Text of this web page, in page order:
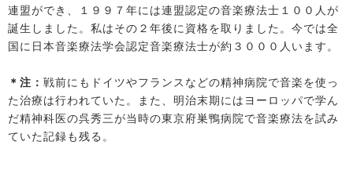
連盟ができ、１９９７年には連盟認定の音楽療法士１００人が
誕生しました。私はその２年後に資格を取りました。今では全
国に日本音楽療法学会認定音楽療法士が約３０００人います。
＊注： 戦前にもドイツやフランスなどの精神病院で音楽を使っ
た治療は行われていた。また、明治末期にはヨーロッパで学ん
だ精神科医の呉秀三が当時の東京府巣鴨病院で音楽療法を試み
ていた記録も残る。